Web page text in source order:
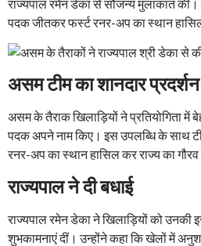
राज्यपाल रमेन डेका से सौजन्य मुलाकात की।
पदक जीतकर फर्स्ट रनर-अप का स्थान
असम टीम का शानदार प्रदर्शन
असम के तैराक खिलाड़ियों ने प्रतियोगिता में
पदक अपने नाम किए। इस उपलब्धि के साथ
रनर-अप का स्थान हासिल कर राज्य का गौरव
राज्यपाल ने दी बधाई
राज्यपाल रमेन डेका ने खिलाड़ियों को उनकी
शुभकामनाएं दीं। उन्होंने कहा कि खेलों में